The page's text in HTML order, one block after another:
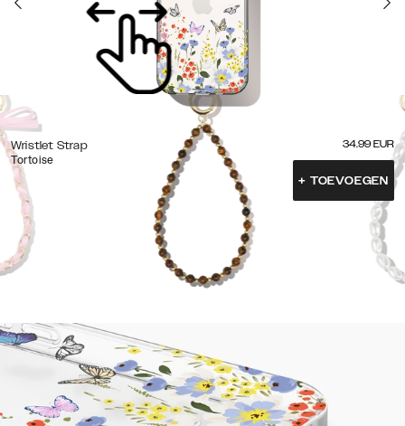
Wristlet Strap
Tortoise
34.99 EUR
+ TOEVOEGEN